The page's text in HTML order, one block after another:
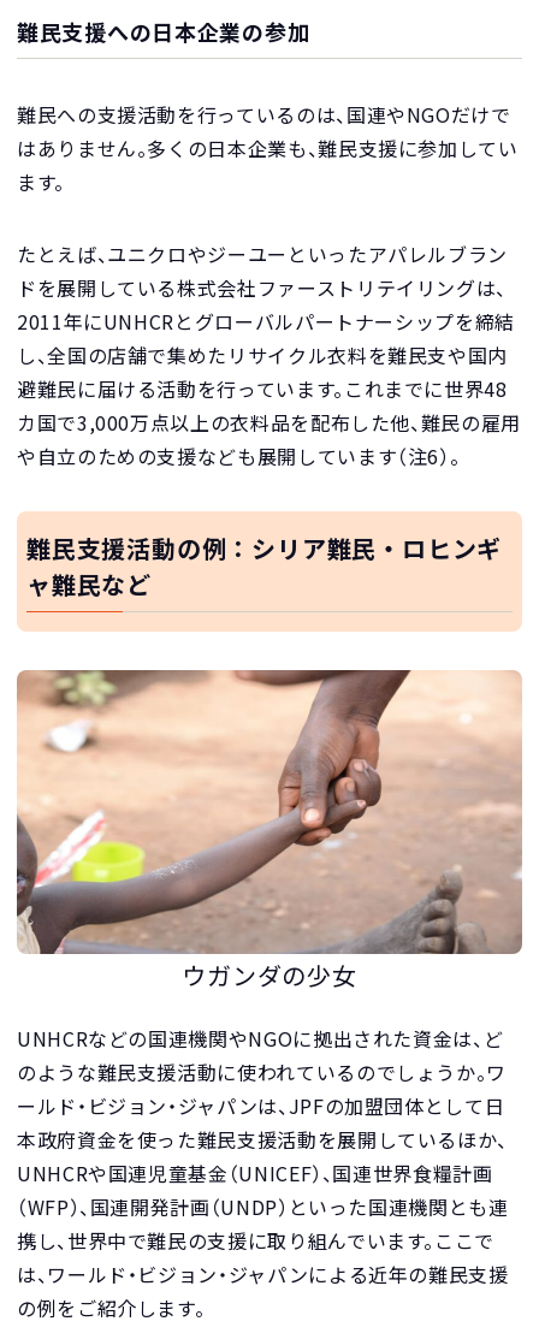
難民支援への日本企業の参加
難民への支援活動を行っているのは、国連やNGOだけで
はありません。多くの日本企業も、難民支援に参加してい
ます。
たとえば、ユニクロやジーユーといったアパレルブラン
ドを展開している株式会社ファーストリテイリングは、
2011年にUNHCRとグローバルパートナーシップを締結
し、全国の店舗で集めたリサイクル衣料を難民支や国内
避難民に届ける活動を行っています。これまでに世界48
カ国で3,000万点以上の衣料品を配布した他、難民の雇用
や自立のための支援なども展開しています（注6）。
難民支援活動の例：シリア難民・ロヒンギ
ャ難民など
ウガンダの少女
UNHCRなどの国連機関やNGOに拠出された資金は、ど
のような難民支援活動に使われているのでしょうか。ワ
ールド・ビジョン・ジャパンは、JPFの加盟団体として日
本政府資金を使った難民支援活動を展開しているほか、
UNHCRや国連児童基金（UNICEF）、国連世界食糧計画
（WFP）、国連開発計画（UNDP）といった国連機関とも連
携し、世界中で難民の支援に取り組んでいます。ここで
は、ワールド・ビジョン・ジャパンによる近年の難民支援
の例をご紹介します。